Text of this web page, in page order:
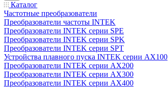
Каталог
Частотные преобразователи
Преобразователи частоты INTEK
Преобразователи INTEK серии SPE
Преобразователи INTEK серии SPK
Преобразователи INTEK серии SPT
Устройства плавного пуска INTEK серии AX100
Преобразователи INTEK серии AX200
Преобразователи INTEK серии AX300
Преобразователи INTEK серии AX400